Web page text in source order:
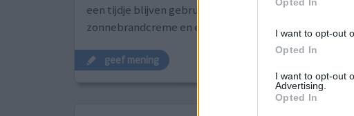
I want to opt-out
Opted In
I want to opt-out
Advertising.
Opted In
een tijdje blijven gebruiken totdat alles weg is. Ik heb
zonnebrandcreme en een goede gezichtsc
[lees
geef mening